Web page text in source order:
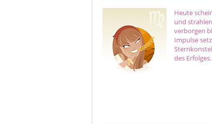
Heute
und
verborgen
Impulse
des